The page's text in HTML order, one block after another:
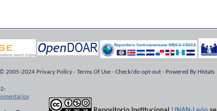
2005-2024 Privacy Policy - Terms Of Use - Check/do opt-out - Powered By Histats